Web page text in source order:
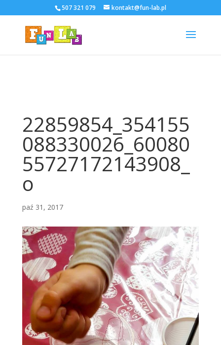
507 321 079 kontakt@fun-lab.pl
22859854_354155
088330026_60080
55727172143908_
o
paź 31, 2017